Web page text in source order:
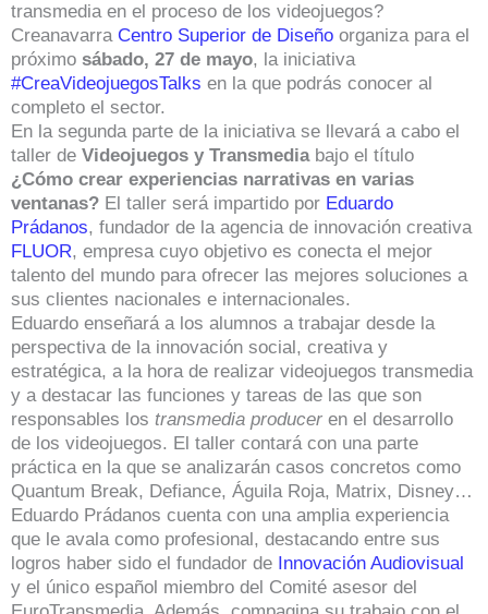
transmedia en el proceso de los videojuegos?
Creanavarra Centro Superior de Diseño organiza para el
próximo sábado, 27 de mayo, la iniciativa
#CreaVideojuegosTalks en la que podrás conocer al
completo el sector.
En la segunda parte de la iniciativa se llevará a cabo el
taller de Videojuegos y Transmediabajo el título
¿Cómo crear experiencias narrativas en varias
ventanas? El taller será impartido por Eduardo
Prádanos, fundador de la agencia de innovación creativa
FLUOR, empresa cuyo objetivo es conecta el mejor
talento del mundo para ofrecer las mejores soluciones a
sus clientes nacionales e internacionales.
Eduardo enseñará a los alumnos a trabajar desde la
perspectiva de la innovación social, creativa y
estratégica, a la hora de realizar videojuegos transmedia
y a destacar las funciones y tareas de las que son
responsables los transmedia producer en el desarrollo
de los videojuegos. El taller contará con una parte
práctica en la que se analizarán casos concretos como
Quantum Break, Defiance, Águila Roja, Matrix, Disney…
Eduardo Prádanos cuenta con una amplia experiencia
que le avala como profesional, destacando entre sus
logros haber sido el fundador de Innovación Audiovisual
y el único español miembro del Comité asesor del